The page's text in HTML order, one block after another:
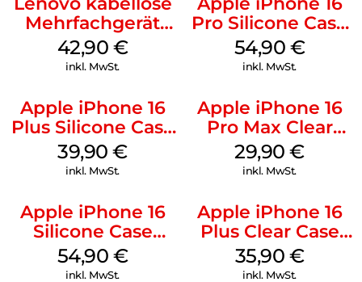
Mehrfachgerät
Luna Grey
42,90 €
inkl. MwSt.
Pro Silicone Case
MagSafe Black
54,90 €
inkl. MwSt.
Apple iPhone 16
Plus Silicone Case
MagSafe Plum
39,90€
inkl. MwSt.
Apple iPhone 16
Pro Max Clear
Case MagSafe
Transparent
29,90€
inkl. MwSt.
Apple iPhone 16
Silicone Case
MagSafe Black
54,90 €
inkl. MwSt.
Apple iPhone 16
Plus Clear Case
MagSafe
Transparent
35,90 €
inkl. MwSt.